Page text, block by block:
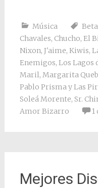
Música
Chavales, Chucho, El
Nixon, J'aime, Kiwis,
Enemigos, Los Lagos
Maril, Margarita
Pablo Prisma y Las
Soleá Morente, Sr.
Amor Bizarro
Mejores